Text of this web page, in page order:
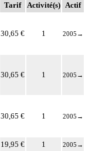
Tarif Activité(s) Actif
30,65 € 1 2005 →
30,65 € 1 2005 →
30,65 € 1 2005 →
19,95 € 1 2005 →